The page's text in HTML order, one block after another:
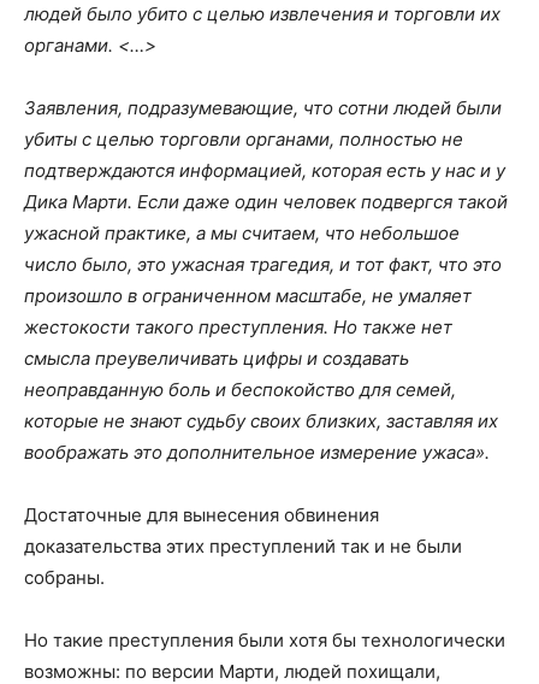
людей было убито с целью извлечения и торговли их
органами. <…>
Заявления, подразумевающие, что сотни людей были
убиты с целью торговли органами, полностью не
подтверждаются информацией, которая есть у нас и у
Дика Марти. Если даже один человек подвергся такой
ужасной практике, а мы считаем, что небольшое
число было, это ужасная трагедия, и тот факт, что это
произошло в ограниченном масштабе, не умаляет
жестокости такого преступления. Но также нет
смысла преувеличивать цифры и создавать
неоправданную боль и беспокойство для семей,
которые не знают судьбу своих близких, заставляя их
воображать это дополнительное измерение ужаса».
Достаточные для вынесения обвинения
доказательства этих преступлений так и не были
собраны.
Но такие преступления были хотя бы технологически
возможны: по версии Марти, людей похищали,